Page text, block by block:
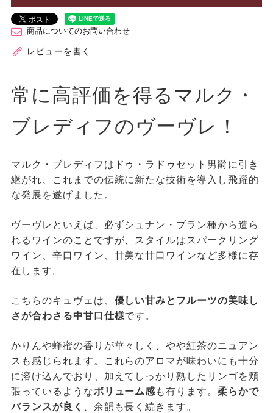
商品についてのお問い合わせ
レビューを書く
常に高評価を得るマルク・
ブレディフのヴーヴレ！
マルク・ブレディフはドゥ・ラドゥセット男爵に引き
継がれ、これまでの伝統に新たな技術を導入し飛躍的
な発展を遂げました。
ヴーヴレといえば、必ずシュナン・ブラン種から造ら
れるワインのことですが、スタイルはスパークリング
ワイン、辛口ワイン、甘美な甘口ワインなど多様に存
在します。
こちらのキュヴェは、 優しい甘みとフルーツの美味し
さが合わさる中甘口仕様です。
かりんや蜂蜜の香りが華々しく、やや紅茶のニュアン
スも感じられます。これらのアロマが味わいにも十分
に溶け込んでおり、加えてしっかり熟したリンゴを頬
張っているようなボリューム感 も有ります。柔らかで
バランスが良く
、余韻も長く続きます。